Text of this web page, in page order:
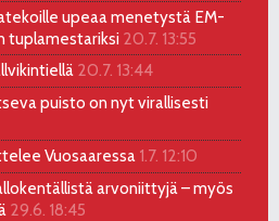
upeaa menetystä EM-
tuplamestariksi 20.7. 13:55
20.7. 13:44
puisto on nyt virallisesti
Vuosaaressa 1.7. 12:10
arvoniittyjä – myös
29.6. 18:45